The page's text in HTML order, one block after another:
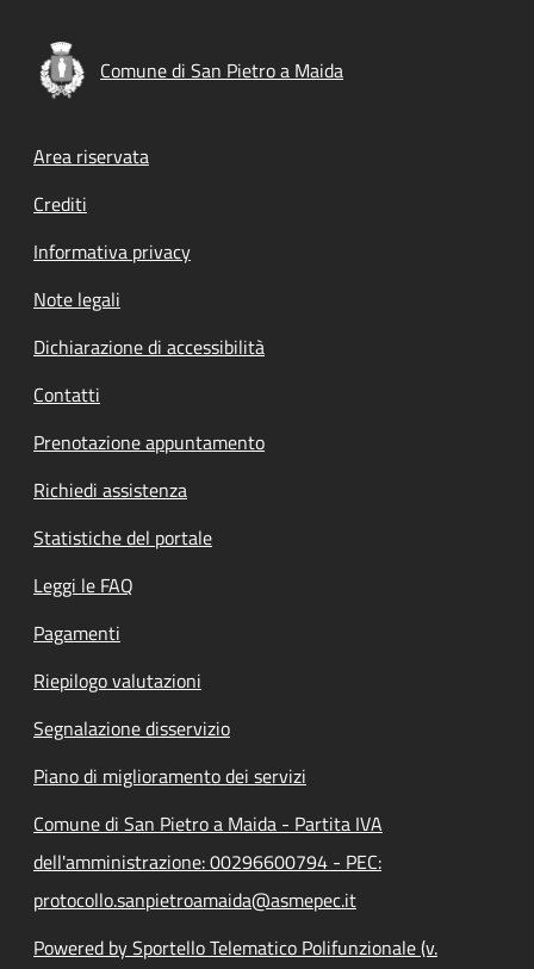
Comune di San Pietro a Maida
Footer menu
Area riservata
Crediti
Informativa privacy
Note legali
Dichiarazione di accessibilità
Contatti
Prenotazione appuntamento
Richiedi assistenza
Statistiche del portale
Leggi le FAQ
Pagamenti
Riepilogo valutazioni
Segnalazione disservizio
Piano di miglioramento dei servizi
Comune di San Pietro a Maida - Partita IVA
dell'amministrazione: 00296600794 - PEC:
protocollo.sanpietroamaida@asmepec.it
Powered by Sportello Telematico Polifunzionale (v.